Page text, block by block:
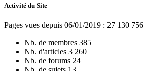
Activité du Site
Pages vues depuis 06/01/2019 : 27 130 756
Nb. de membres 385
Nb. d'articles 3 260
Nb. de forums 24